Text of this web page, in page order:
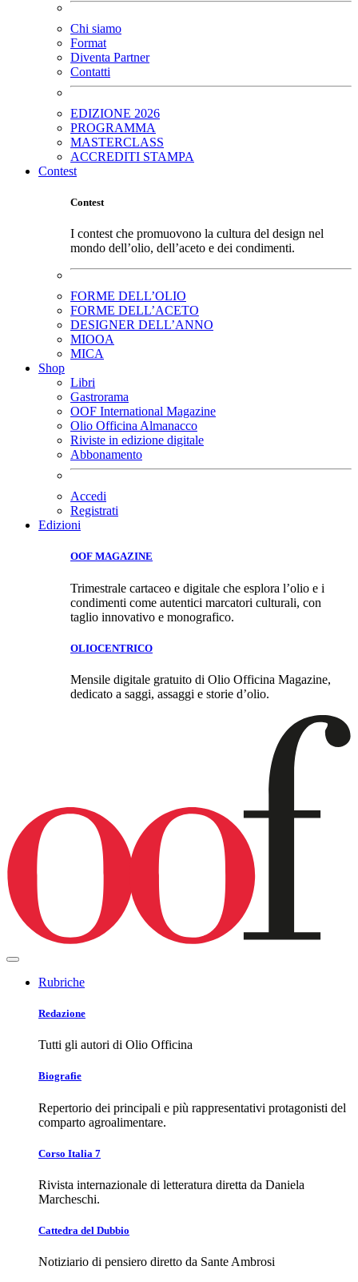
Chi siamo
Format
Diventa Partner
Contatti
EDIZIONE 2026
PROGRAMMA
MASTERCLASS
ACCREDITI STAMPA
Contest
Contest
I contest che promuovono la cultura del design nel
mondo dell’olio, dell’aceto e dei condimenti.
FORME DELL’OLIO
FORME DELL’ACETO
DESIGNER DELL’ANNO
MIOOA
MICA
Shop
Libri
Gastrorama
OOF International Magazine
Olio Officina Almanacco
Riviste in edizione digitale
Abbonamento
Accedi
Registrati
Edizioni
OOF MAGAZINE
Trimestrale cartaceo e digitale che esplora l’olio e i
condimenti come autentici marcatori culturali, con
taglio innovativo e monografico.
OLIOCENTRICO
Mensile digitale gratuito di Olio Officina Magazine,
dedicato a saggi, assaggi e storie d’olio.
Rubriche
Redazione
Tutti gli autori di Olio Officina
Biografie
Repertorio dei principali e più rappresentativi protagonisti del
comparto agroalimentare.
Corso Italia 7
Rivista internazionale di letteratura diretta da Daniela
Marcheschi.
Cattedra del Dubbio
Notiziario di pensiero diretto da Sante Ambrosi